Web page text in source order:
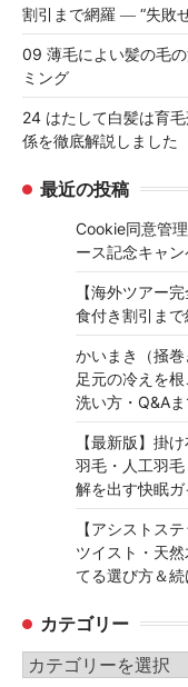
割引まで網羅 ― “失敗
09 薄毛によい髪の毛
ミング
24 はたして白髪は育
係を徹底解説しました
最近の投稿
Cookie同意管
ース記念キャン
【海外ツアー
食付き割引ま
かいまき（掻巻
足元の冷えを
洗い方・Q&A
【最新版】掛
羽毛・人工羽
解を出す快眠ガ
【アシストス
ツイスト・天
てる選び方＆
カテゴリー
カ